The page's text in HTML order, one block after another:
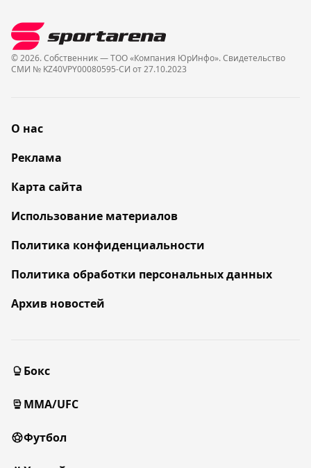
© 2026. Собственник — ТОО «Компания ЮрИнфо». Cвидетельство
СМИ № KZ40VPY00080595-СИ от 27.10.2023
О нас
Реклама
Карта сайта
Использование материалов
Политика конфиденциальности
Политика обработки персональных данных
Архив новостей
Бокс
MMA/UFC
Футбол